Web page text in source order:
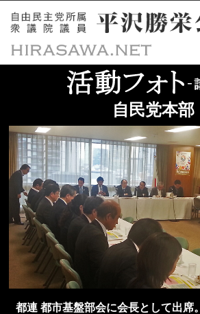
自民党本部
都連 都市基盤部会に会長として出席。